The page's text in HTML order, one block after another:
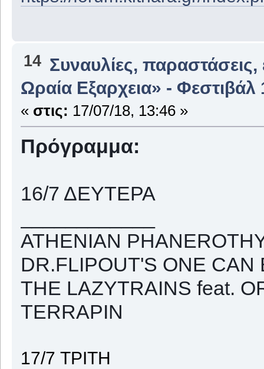
14 Συναυλίες,
Ωραία Εξαρχεια» - Φεστιβάλ
« στις: 17/07/18, 13:46 »
Πρόγραμμα:
16/7 ΔΕΥΤΕΡΑ
ATHENIAN
DR.FLIPOUΤ'S ONE CAN
THE LAZYTRAINS feat.
TERRAPIN
17/7 ΤΡΙΤΗ